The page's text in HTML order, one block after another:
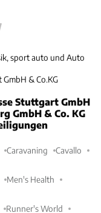
sport auto und Auto
& Co.KG
Stuttgart GmbH
GmbH & Co. KG
Caravaning Cavallo
Men's Health
Runner's World